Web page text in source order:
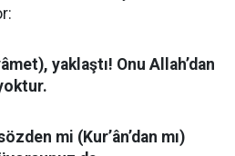
yaklaştı! Onu Allah’dan
mi (Kur’ân’dan mı)